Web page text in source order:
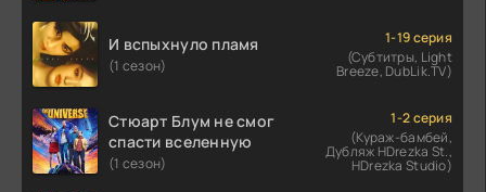
И вспыхнуло пламя
(1 сезон)
1-19 серия
(Субтитры, Light
Breeze, DubLik.TV)
Стюарт Блум не смог
спасти вселенную
(1 сезон)
1-2 серия
(Кураж-бамбей,
Дубляж HDrezka St.,
HDrezka Studio)